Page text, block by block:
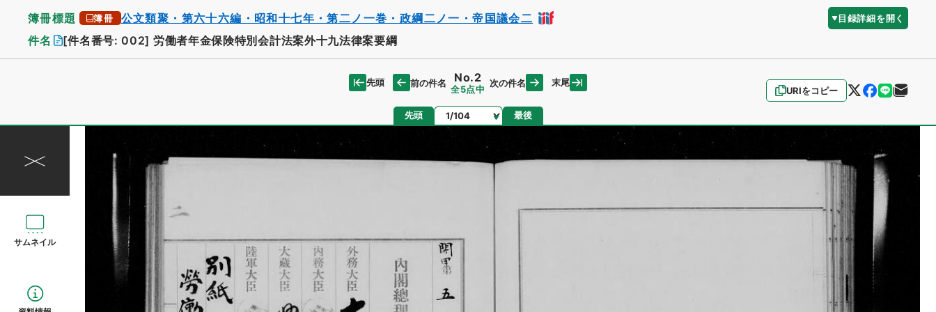
簿冊標題 簿冊 公文類聚・第六十六編・昭和十七年・第二ノ一巻・政綱二ノ一・帝国議会二 目録詳細を開く
件名 [件名番号: 002] 労働者年金保険特別会計法案外十九法律案要綱
URIをコピー
先頭 前の件名 No.2
全5点中
次の件名 末尾
先頭 ページ 最後
サムネイル